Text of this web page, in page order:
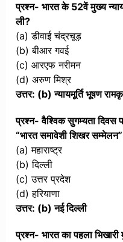
प्रश्न- भारत के 52वें मुख्य
ली?
(a) डीवाई चंद्रचूड़
(b) बीआर गवई
(c) आरएफ नरीमन
(d) अरुण मिश्र
उत्तर: (b) न्यायमूर्ति भूषण
प्रश्न- वैश्विक सुगम्यता दिवस
“भारत समावेशी शिखर
(a) महाराष्ट्र
(b) दिल्ली
(c) उत्तर प्रदेश
(d) हरियाणा
उत्तर: (b) नई दिल्ली
प्रश्न- भारत का पहला